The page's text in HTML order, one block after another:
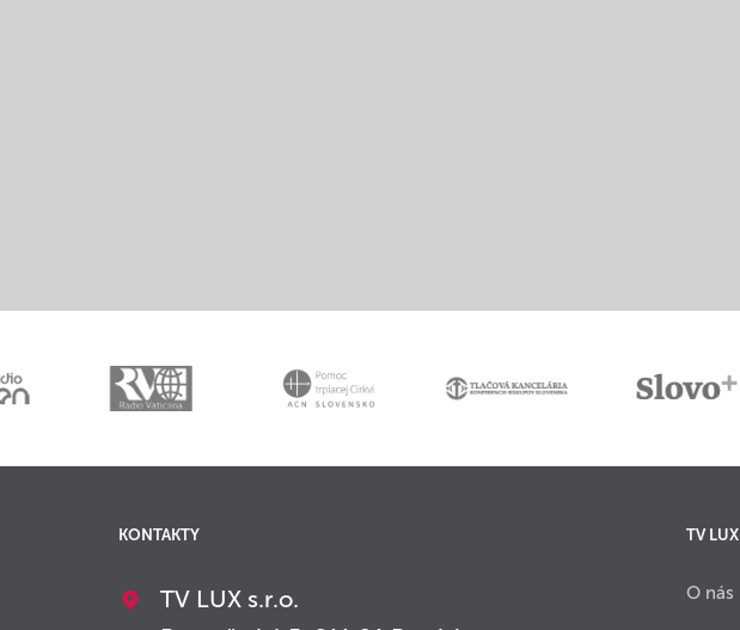
KONTAKTY
TV LUX s.r.o.
TV LUX
O nás